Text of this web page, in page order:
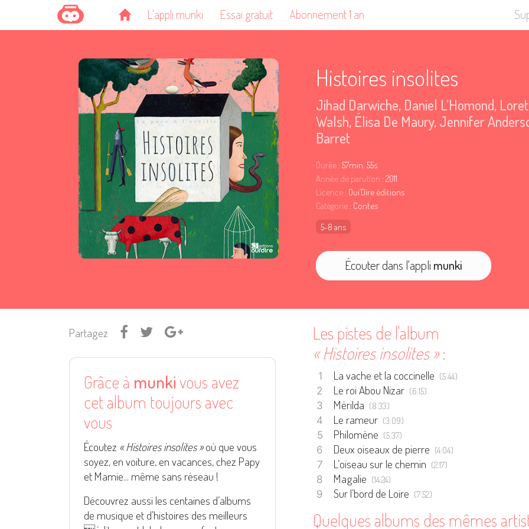
L'appli munki Essai gratuit Abonnement 1 an
Histoires insolites
Jihad Darwiche, Daniel L’Homond,
Walsh, Élisa De Maury,Jennifer
Barret
Durée : 57min. 55s
Année de parution : 2011
Licence : Oui’Dire éditions
Catégorie : Contes
5-8 ans
Écouter dans l'appli munki
Partagez
Grâce à munkivous avez
cet album toujours avec
vous
Écoutez « Histoires insolites »où que vous
soyez, en voiture, en vacances, chez Papy
et Mamie... même sans réseau !
Découvrez aussi les centaines d’albums
de musique et d’histoires des meilleurs
Les pistes de l'album
« Histoires insolites »:
La vache et la coccinelle (5:44)
Le roi Abou Nizar (6:15)
Mérilda (8:33)
Le rameur (3:09)
Philomène (5:37)
Deux oiseaux de pierre (4:04)
L’oiseau sur le chemin (2:17)
Magalie (14:24)
Sur l’bord de Loire (7:52)
Quelques albums des mêmes